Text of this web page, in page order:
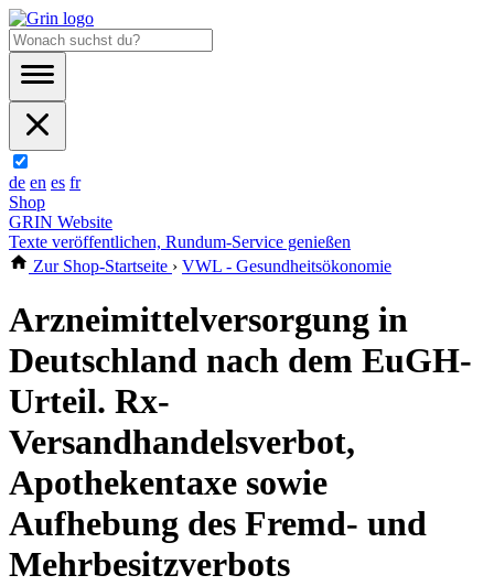
de en es fr
Shop
GRIN Website
Texte veröffentlichen, Rundum-Service genießen
Zur Shop-Startseite › VWL - Gesundheitsökonomie
Arzneimittelversorgung in
Deutschland nach dem EuGH-
Urteil. Rx-
Versandhandelsverbot,
Apothekentaxe sowie
Aufhebung des Fremd- und
Mehrbesitzverbots